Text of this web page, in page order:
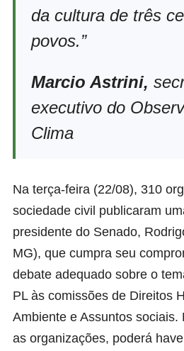
da cultura de três
povos.”
Marcio Astrini,
executivo do
Clima
Na terça-feira (22/08), 310
sociedade civil publicaram
presidente do Senado,
MG), que cumpra seu
debate adequado sobre o
PL às comissões de Direitos
Ambiente e Assuntos sociais.
as organizações, poderá